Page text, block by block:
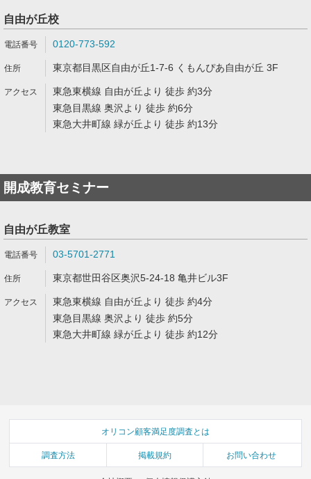
自由が丘校
0120-773-592
東京都目黒区自由が丘1-7-6 くもんぴあ自由が丘 3F
東急東横線 自由が丘より 徒歩 約3分
東急目黒線 奥沢より 徒歩 約6分
東急大井町線 緑が丘より 徒歩 約13分
開成教育セミナー
自由が丘教室
03-5701-2771
東京都世田谷区奥沢5-24-18 亀井ビル3F
東急東横線 自由が丘より 徒歩 約4分
東急目黒線 奥沢より 徒歩 約5分
東急大井町線 緑が丘より 徒歩 約12分
オリコン顧客満足度調査とは
調査方法 掲載規約 お問い合わせ